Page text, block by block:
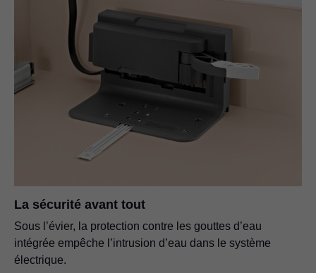
La sécurité avant tout
Sous l’évier, la protection contre les gouttes d’eau
intégrée empêche l’intrusion d’eau dans le système
électrique.